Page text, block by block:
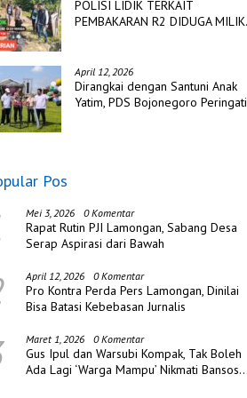
POLISI LIDIK TERKAIT
PEMBAKARAN R2 DIDUGA MILIK
April 12, 2026
Dirangkai dengan Santuni Anak
Yatim, PDS Bojonegoro Peringati
Pos
Mei 3, 2026 0 Komentar
Rapat Rutin PJI Lamongan, Sabang Desa
Serap Aspirasi dari Bawah
April 12, 2026 0 Komentar
Pro Kontra Perda Pers Lamongan, Dinilai
Bisa Batasi Kebebasan Jurnalis
Maret 1, 2026 0 Komentar
Gus Ipul dan Warsubi Kompak, Tak Boleh
Ada Lagi ‘Warga Mampu’ Nikmati Bansos